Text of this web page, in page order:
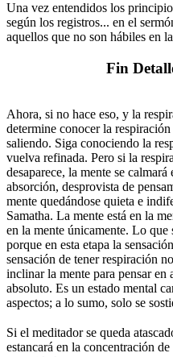
Una vez entendidos los
según los registros... en el
aquellos que no son hábiles en
Fin
Ahora, si no hace eso, y la
determine conocer la
saliendo. Siga conociendo la
vuelva refinada. Pero si la
desaparece, la mente se
absorción, desprovista de
mente quedándose quieta e
Samatha. La mente está en la
en la mente únicamente. Lo
porque en esta etapa la
sensación de tener respiración
inclinar la mente para pensar en
absoluto. Es un estado mental
aspectos; a lo sumo, solo se
Si el meditador se queda
estancará en la concentración